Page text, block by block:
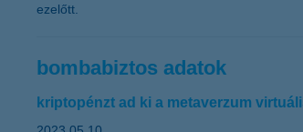
ezelőtt.
bombabiztos adatok
kriptopénzt ad ki a metaverzum